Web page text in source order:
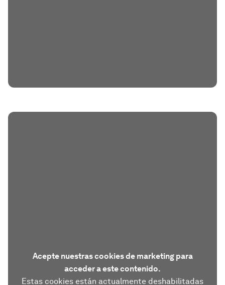
Acepte nuestras cookies de marketing para
acceder a este contenido.
Estas cookies están actualmente deshabilitadas